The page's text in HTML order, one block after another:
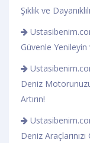
Şıklık ve
Güvenle Yenileyin
Deniz
Artırın!
Deniz